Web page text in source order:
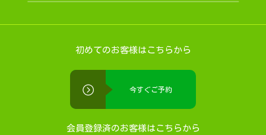
初めてのお客様はこちらから
今すぐご予約
会員登録済のお客様はこちらから